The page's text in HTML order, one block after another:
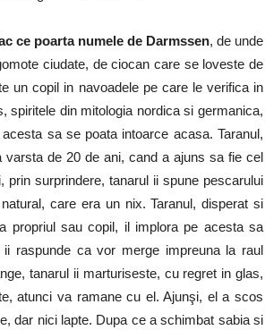
ce poarta numele de Darmssen, de unde
ciudate, de ciocan care se loveste de
un copil in navoadele pe care le verifica in
spiritele din mitologia nordica si germanica,
sa se poata intoarce acasa. Taranul,
de 20 de ani, cand a ajuns sa fie cel
surprindere, tanarul ii spune pescarului
care era un nix. Taranul, disperat si
propriul sau copil, il implora pe acesta sa
raspunde ca vor merge impreuna la raul
tanarul ii marturiseste, cu regret in glas,
atunci va ramane cu el. Ajunşi, el a scos
dar nici lapte. Dupa ce a schimbat sabia si